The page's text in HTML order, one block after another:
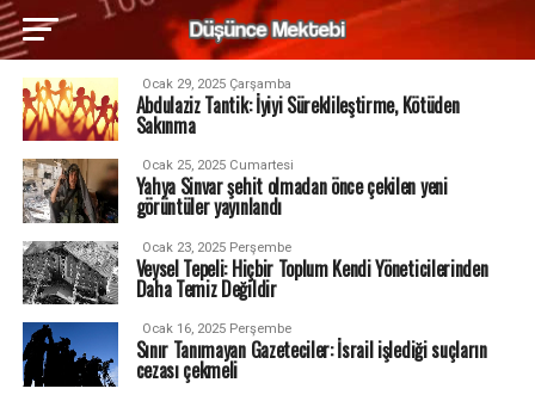
Ocak 29, 2025 Çarşamba
Abdulaziz Tantik: İyiyi Süreklileştirme, Kötüden
Sakınma
Ocak 25, 2025 Cumartesi
Yahya Sinvar şehit olmadan önce çekilen yeni
görüntüler yayınlandı
Ocak 23, 2025 Perşembe
Veysel Tepeli: Hiçbir Toplum Kendi Yöneticilerinden
Daha Temiz Değildir
Ocak 16, 2025 Perşembe
Sınır Tanımayan Gazeteciler: İsrail işlediği suçların
cezası çekmeli